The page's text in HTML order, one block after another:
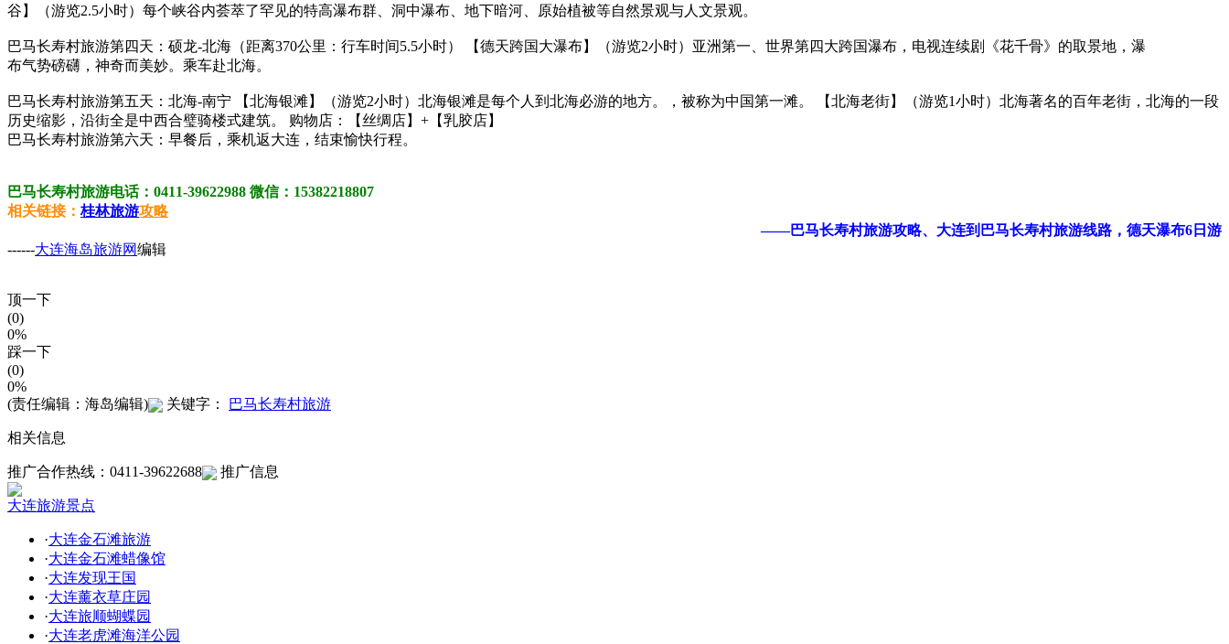
谷】（游览2.5小时）每个峡谷内荟萃了罕见的特高瀑布群、洞中瀑布、地下暗河、原始植被等自然景观与人文景观。
巴马长寿村旅游第四天：硕龙-北海（距离370公里：行车时间5.5小时） 【德天跨国大瀑布】（游览2小时）亚洲第一、世界第四大跨国瀑布，电视连续剧《花千骨》的取景地，瀑
布气势磅礴，神奇而美妙。乘车赴北海。
巴马长寿村旅游第五天：北海-南宁 【北海银滩】（游览2小时）北海银滩是每个人到北海必游的地方。，被称为中国第一滩。 【北海老街】（游览1小时）北海著名的百年老街，北海的一段
历史缩影，沿街全是中西合璧骑楼式建筑。 购物店：【丝绸店】+【乳胶店】
巴马长寿村旅游第六天：早餐后，乘机返大连，结束愉快行程。
巴马长寿村旅游电话：0411-39622988 微信：15382218807
相关链接： 桂林旅游攻略
——巴马长寿村旅游攻略、大连到巴马长寿村旅游线路，德天瀑布6日游
------大连海岛旅游网编辑
顶一下
(0)
0%
踩一下
(0)
0%
(责任编辑：海岛编辑)
关键字： 巴马长寿村旅游
相关信息
推广合作热线：0411-39622688 推广信息
大连旅游景点
·大连金石滩旅游
·大连金石滩蜡像馆
·大连发现王国
·大连薰衣草庄园
·大连旅顺蝴蝶园
·大连老虎滩海洋公园